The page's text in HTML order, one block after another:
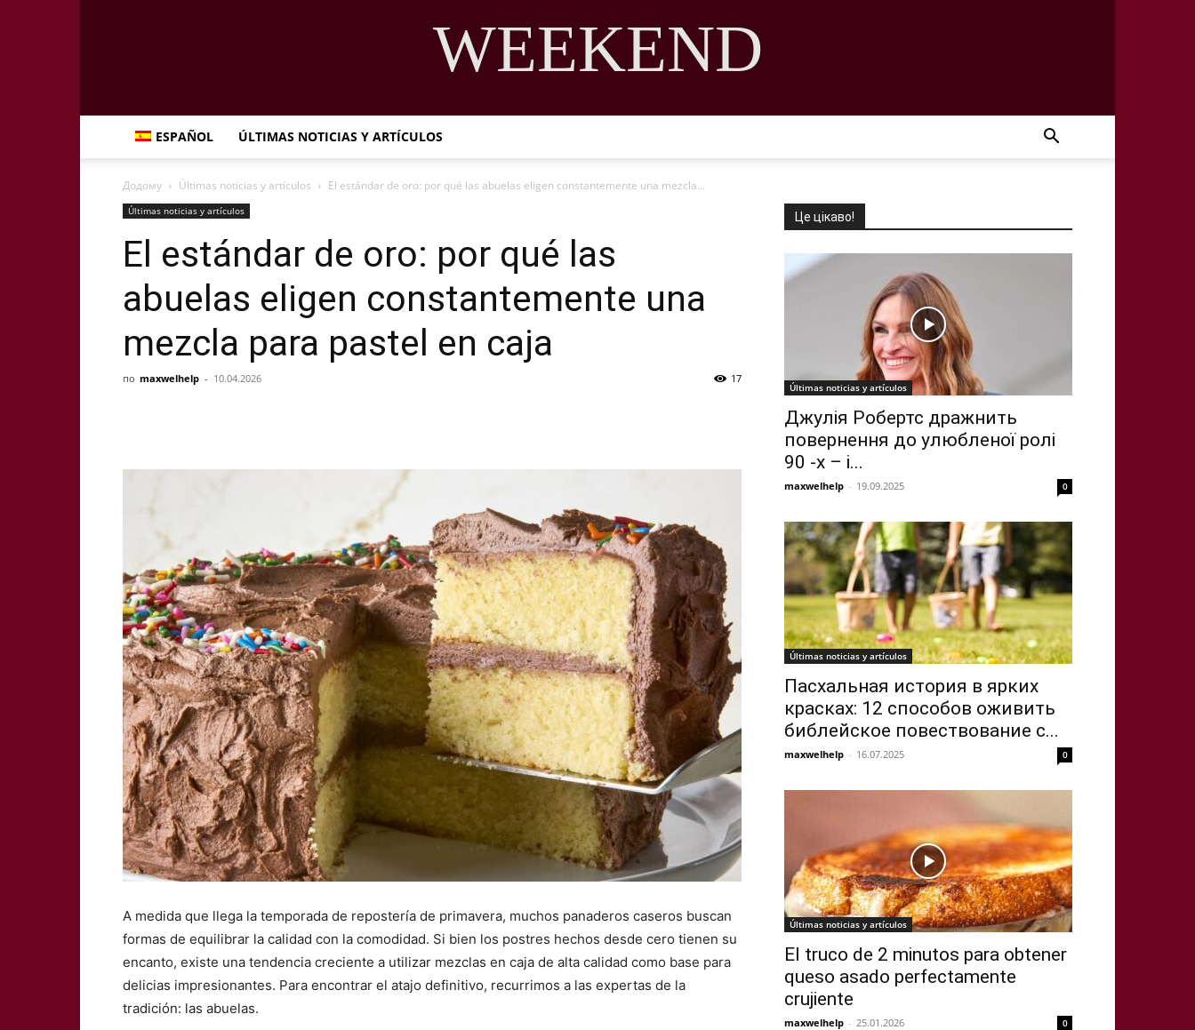
WEEKEND
ESPAÑOL ÚLTIMAS NOTICIAS Y ARTÍCULOS
Додому Últimas noticias y artículos El estándar de oro: por qué las abuelas eligen constantemente una mezcla...
Últimas noticias y artículos
El estándar de oro: por qué las
abuelas eligen constantemente una
mezcla para pastel en caja
по maxwelhelp - 10.04.2026 17
A medida que llega la temporada de repostería de primavera, muchos panaderos caseros buscan
formas de equilibrar la calidad con la comodidad. Si bien los postres hechos desde cero tienen su
encanto, existe una tendencia creciente a utilizar mezclas en caja de alta calidad como base para
delicias impresionantes. Para encontrar el atajo definitivo, recurrimos a las expertas de la
tradición: las abuelas.
Це цікаво!
Últimas noticias y artículos
Джулія Робертс дражнить
повернення до улюбленої ролі
90 -х – і...
maxwelhelp - 19.09.2025 0
Últimas noticias y artículos
Пасхальная история в ярких
красках: 12 способов оживить
библейское повествование с...
maxwelhelp - 16.07.2025 0
Últimas noticias y artículos
El truco de 2 minutos para obtener
queso asado perfectamente
crujiente
maxwelhelp - 25.01.2026 0